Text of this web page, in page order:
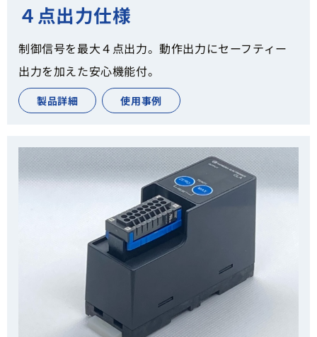
４点出力仕様
制御信号を最大４点出力。動作出力にセーフティー
出力を加えた安心機能付。
製品詳細 使用事例